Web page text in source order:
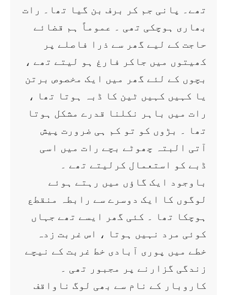
تھے۔ پانی جم کر برف بن گیا تھا۔ رات
بھاری ہوچکی تھی ۔ عموماً ہم قضائے
حاجت کے لیے گھر سے ذرا فاصلے پر
کھیتوں میں جاکر فارغ ہو لیتے تھے ،
بچوں کے لئے گھر میں ایک مخصوص برتن
یا کہیں کہیں ٹین کا ڈبہ ہوتا تھا ،
رات میں باہر نکلنا قدرے مشکل ہوتا
تھا ۔ بڑوں کو تو کم ہی ضرورت پیش
آتی البتہ چھوٹے بچے رات میں اسی
ڈبے کو استعمال کرلیتے تھے ۔
باوجود ایک گاؤں میں رہتے ہوئے
لوگوں کا ایک دوسرے سے رابطہ منقطع
ہوچکا تھا ۔ کئی گھر ایسے تھے جہاں
کوئی مرد نہیں ہوتا ، اس غربت زدہ
خطے میں پوری آبادی خط غربت کے نیچے
زندگی گزارنے پر مجبور تھی ۔
کاروبار کے نام سے بھی لوگ ناواقف